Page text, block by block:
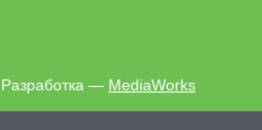
. Разработка — MediaWorks